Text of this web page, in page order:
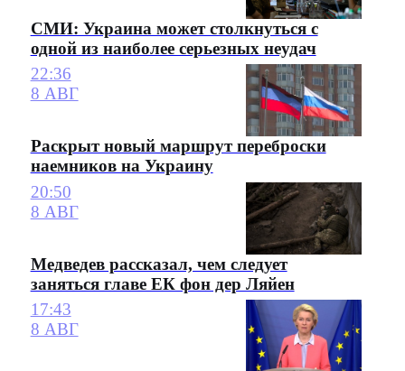
СМИ: Украина может столкнуться с
одной из наиболее серьезных неудач
22:36
8 АВГ
Раскрыт новый маршрут переброски
наемников на Украину
20:50
8 АВГ
Медведев рассказал, чем следует
заняться главе ЕК фон дер Ляйен
17:43
8 АВГ